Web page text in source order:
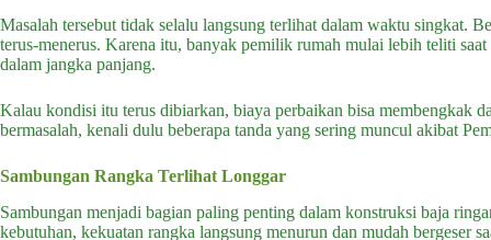
Masalah tersebut tidak selalu langsung terlihat dalam waktu singkat.
terus-menerus. Karena itu, banyak pemilik rumah mulai lebih teliti
dalam jangka panjang.
Kalau kondisi itu terus dibiarkan, biaya perbaikan bisa membengkak
bermasalah, kenali dulu beberapa tanda yang sering muncul akibat
Sambungan Rangka Terlihat Longgar
Sambungan menjadi bagian paling penting dalam konstruksi baja
kebutuhan, kekuatan rangka langsung menurun dan mudah bergeser